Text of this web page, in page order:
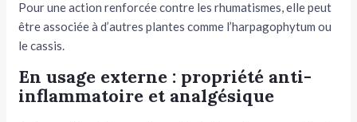
Pour une action renforcée contre les rhumatismes, elle peut
être associée à d’autres plantes comme l’harpagophytum ou
le cassis.
En usage externe : propriété anti-
inflammatoire et analgésique